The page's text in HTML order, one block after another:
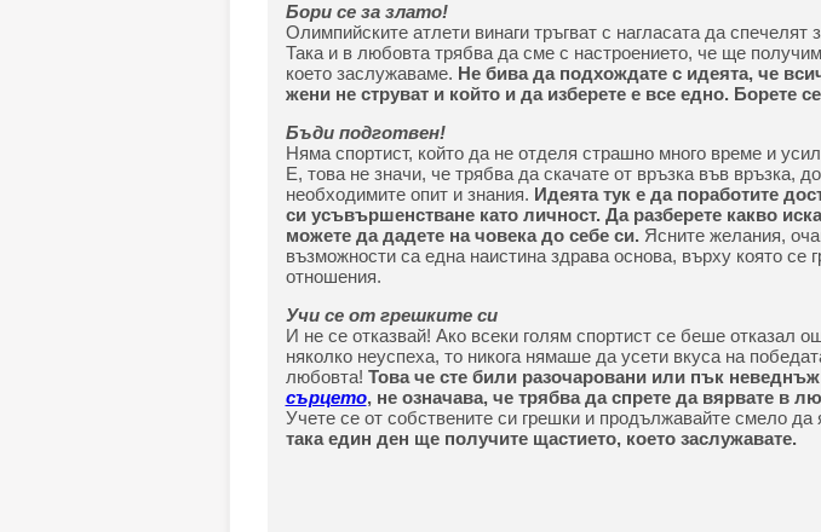
Бори се за злато!
Олимпийските атлети винаги тръгват с нагласата да спечелят
Така и в любовта трябва да сме с настроението, че ще
което заслужаваме. Не бива да подхождате с идеята, че
жени не струват и който и да изберете е все едно. Борете
Бъди подготвен!
Няма спортист, който да не отделя страшно много време и
Е, това не значи, че трябва да скачате от връзка във връзка,
необходимите опит и знания. Идеята тук е да поработите
си усъвършенстване като личност. Да разберете какво
можете да дадете на човека до себе си. Ясните желания,
възможности са една наистина здрава основа, върху която се
отношения.
Учи се от грешките си
И не се отказвай! Ако всеки голям спортист се беше отказал
няколко неуспеха, то никога нямаше да усети вкуса на
любовта! Това че сте били разочаровани или пък
сърцето, не означава, че трябва да спрете да вярвате в
Учете се от собствените си грешки и продължавайте смело да
така един ден ще получите щастието, което заслужавате.